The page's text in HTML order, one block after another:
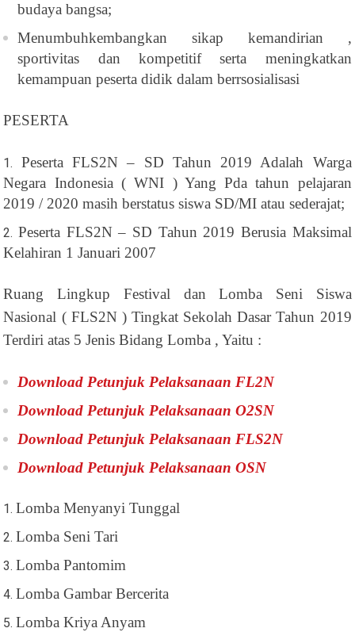
budaya bangsa;
Menumbuhkembangkan sikap kemandirian ,
sportivitas dan kompetitif serta meningkatkan
kemampuan peserta didik dalam berrsosialisasi
PESERTA
Peserta FLS2N – SD Tahun 2019 Adalah Warga
Negara Indonesia ( WNI ) Yang Pda tahun pelajaran
2019 / 2020 masih berstatus siswa SD/MI atau sederajat;
Peserta FLS2N – SD Tahun 2019 Berusia Maksimal
Kelahiran 1 Januari 2007
Ruang Lingkup Festival dan Lomba Seni Siswa
Nasional ( FLS2N ) Tingkat Sekolah Dasar Tahun 2019
Terdiri atas 5 Jenis Bidang Lomba , Yaitu :
Download Petunjuk Pelaksanaan FL2N
Download Petunjuk Pelaksanaan O2SN
Download Petunjuk Pelaksanaan FLS2N
Download Petunjuk Pelaksanaan OSN
Lomba Menyanyi Tunggal
Lomba Seni Tari
Lomba Pantomim
Lomba Gambar Bercerita
Lomba Kriya Anyam